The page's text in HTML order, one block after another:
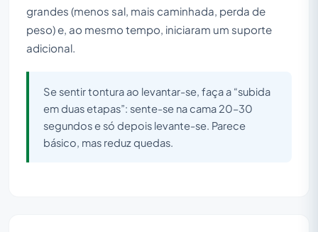
grandes (menos sal, mais caminhada, perda de
peso) e, ao mesmo tempo, iniciaram um suporte
adicional.
Se sentir tontura ao levantar-se, faça a “subida
em duas etapas”: sente-se na cama 20–30
segundos e só depois levante-se. Parece
básico, mas reduz quedas.